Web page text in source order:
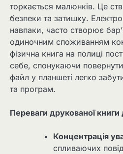
торкається малюнків. Це
безпеки та затишку.
навпаки, часто створює
одиночним споживанням
фізична книга на полиці
себе, спонукаючи
файл у планшеті легко
та програм.
Переваги друкованої
Концентрація
спливаючих